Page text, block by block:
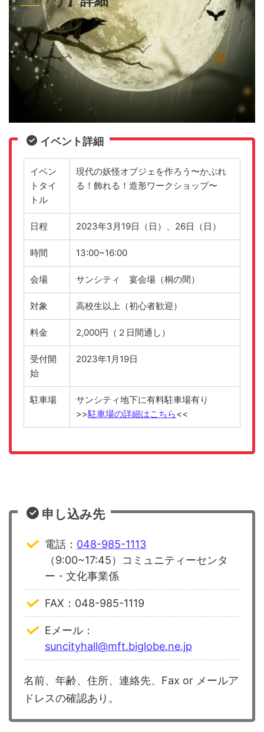
イベント詳細
イベン
トタイ
トル
現代の妖怪オブジェを作ろう〜かぶれ
る！飾れる！造形ワークショップ〜
日程 2023年3月19日（日）、26日（日）
時間 13:00~16:00
会場 サンシティ 宴会場（桐の間）
対象 高校生以上（初心者歓迎）
料金 2,000円（２日間通し）
受付開
始
2023年1月19日
駐車場
サンシティ地下に有料駐車場有り
>>駐車場の詳細はこちら<<
申し込み先
電話： 048-985-1113
（9:00~17:45）コミュニティーセンタ
ー・文化事業係
FAX：048-985-1119
Eメール：
suncityhall@mft.biglobe.ne.jp
名前、年齢、住所、連絡先、Fax or メールア
ドレスの確認あり。